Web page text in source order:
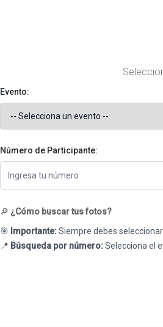
Evento:
Número de Participante:
🔎 ¿Cómo buscar tus fotos?
🎯 Importante:Siempre debes
📍 Búsqueda por número:Selecciona el